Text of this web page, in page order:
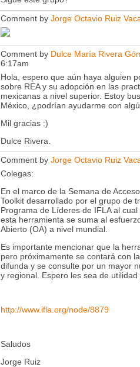
Comment by Jorge Octavio Ruiz
Comment by Dulce María Rivera
6:17am
Hola, espero que aún haya alguien
sobre REA y su adopción en las
mexicanas a nivel superior. Estoy
México, ¿podrían ayudarme con
Mil gracias :)
Dulce Rivera.
Comment by Jorge Octavio Ruiz
Colegas:
En el marco de la Semana de
Toolkit desarrollado por el grupo de
Programa de Líderes de IFLA al
esta herramienta se suma al
Abierto (OA) a nivel mundial.
Es importante mencionar que la
pero próximamente se contará con
difunda y se consulte por un mayor
y regional. Espero les sea de
http://www.ifla.org/node/8879
Saludos
Jorge Ruiz